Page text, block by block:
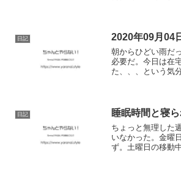
売っているスーパ
る。お昼ごはんは
話になることにし
日記 2020年09月
朝からひどい雨だ
必要だ。今日は在
た、、、という気
続してくれるとか
は、どうにかした
日記 睡眠時間と寝
ちょっと無理した
いなかった。金曜
ず。土曜日の移動
ど、静岡県内の思